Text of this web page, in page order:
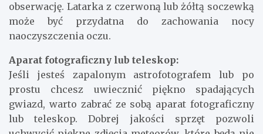
obserwację. Latarka z czerwoną lub żółtą soczewką
może być przydatna do zachowania nocy
naoczyszczenia oczu.
Aparat fotograficzny lub teleskop:
Jeśli jesteś zapalonym astrofotografem lub po
prostu chcesz uwiecznić piękno spadających
gwiazd, warto zabrać ze sobą aparat fotograficzny
lub teleskop. Dobrej jakości sprzęt pozwoli